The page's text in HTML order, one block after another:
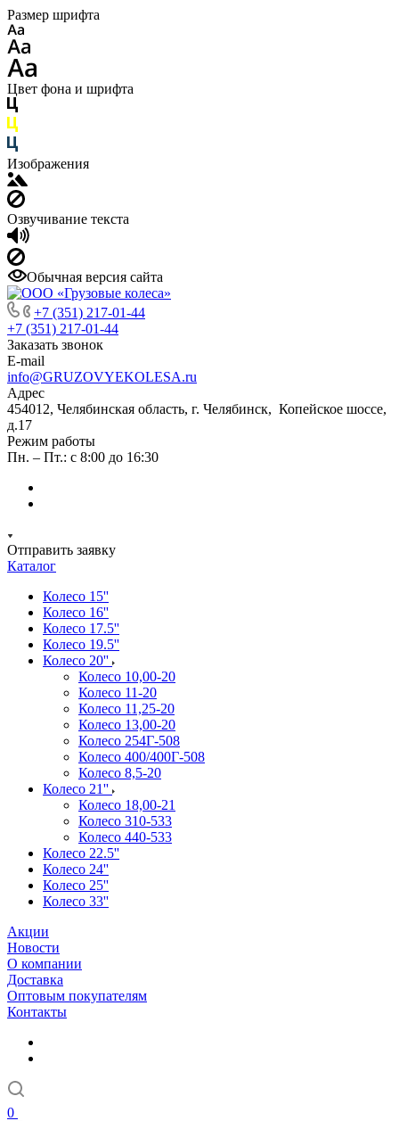
Размер шрифта
Цвет фона и шрифта
Изображения
Озвучивание текста
Обычная версия сайта
+7 (351) 217-01-44
+7 (351) 217-01-44
Заказать звонок
E-mail
info@GRUZOVYEKOLESA.ru
Адрес
454012, Челябинская область, г. Челябинск, Копейское шоссе,
д.17
Режим работы
Пн. – Пт.: с 8:00 до 16:30
Отправить заявку
Каталог
Колесо 15''
Колесо 16''
Колесо 17.5''
Колесо 19.5''
Колесо 20''
Колесо 10,00-20
Колесо 11-20
Колесо 11,25-20
Колесо 13,00-20
Колесо 254Г-508
Колесо 400/400Г-508
Колесо 8,5-20
Колесо 21''
Колесо 18,00-21
Колесо 310-533
Колесо 440-533
Колесо 22.5''
Колесо 24''
Колесо 25''
Колесо 33''
Акции
Новости
О компании
Доставка
Оптовым покупателям
Контакты
0